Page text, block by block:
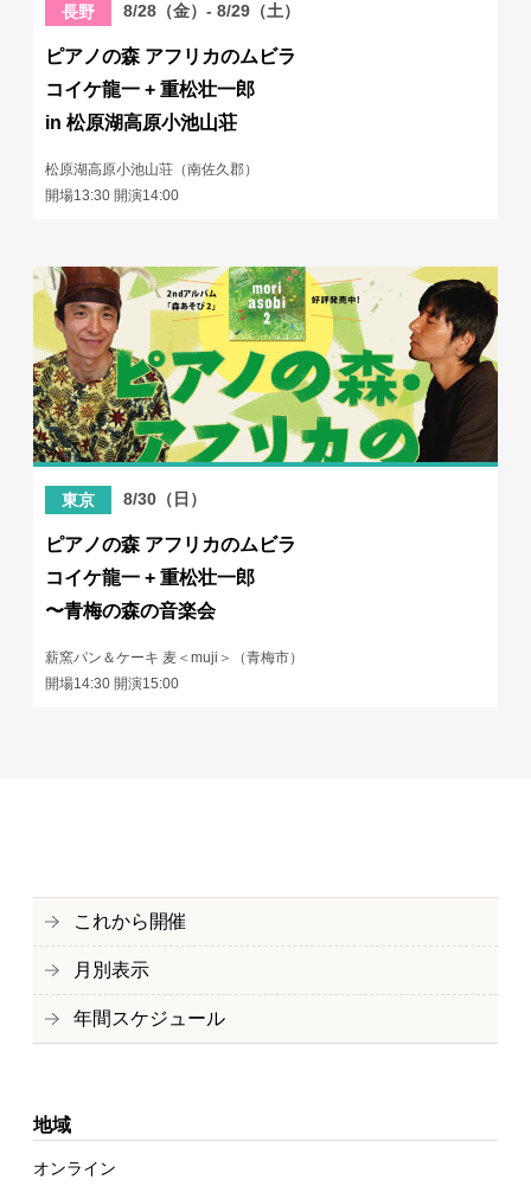
長野 8/28（金）- 8/29（土）
ピアノの森 アフリカのムビラ
コイケ龍一 + 重松壮一郎
in 松原湖高原小池山荘
松原湖高原小池山荘（南佐久郡）
開場13:30 開演14:00
東京 8/30（日）
ピアノの森 アフリカのムビラ
コイケ龍一 + 重松壮一郎
〜青梅の森の音楽会
薪窯パン＆ケーキ 麦＜muji＞（青梅市）
開場14:30 開演15:00
これから開催
月別表示
年間スケジュール
地域
オンライン